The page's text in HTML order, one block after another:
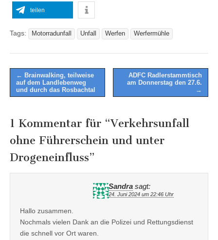
teilen
Tags: Motorradunfall Unfall Werfen Werfermühle
Post
navigation
← Brainwalking, teilweise
auf dem Landlebenweg
und durch das Rosbachtal
ADFC Radlerstammtisch
am Donnerstag den 27.6.
→
1 Kommentar für “Verkehrsunfall
ohne Führerschein und unter
Drogeneinfluss”
Sandra sagt:
24. Juni 2024 um 22:46 Uhr
Hallo zusammen.
Nochmals vielen Dank an die Polizei und Rettungsdienst
die schnell vor Ort waren.